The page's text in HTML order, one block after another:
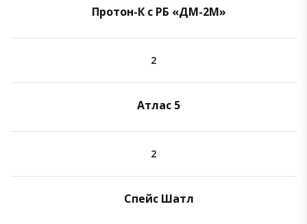
Протон-К с РБ «ДМ-2М»
2
Атлас 5
2
Спейс Шатл